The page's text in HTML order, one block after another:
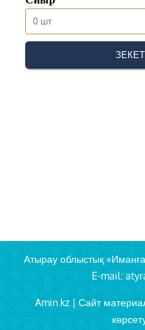
Атырау облыстық
E-mail:
Amin.kz | Сайт